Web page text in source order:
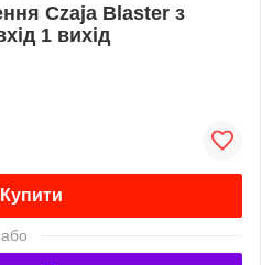
Czaja Blaster з
1 вихід
Купити
або